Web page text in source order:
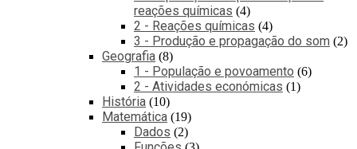
reações químicas 4
2 - Reações químicas 4
3 - Produção e propagação do som 2
Geografia 8
1 - População e povoamento 6
2 - Atividades económicas 1
História 10
Matemática 19
Dados 2